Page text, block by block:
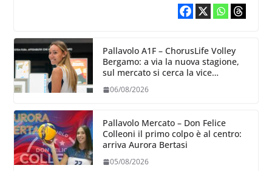
Pallavolo A1F – ChorusLife Volley
Bergamo: a via la nuova stagione,
sul mercato si cerca la vice
06/08/2026
Pallavolo Mercato – Don Felice
Colleoni il primo colpo è al centro:
arriva Aurora Bertasi
05/08/2026